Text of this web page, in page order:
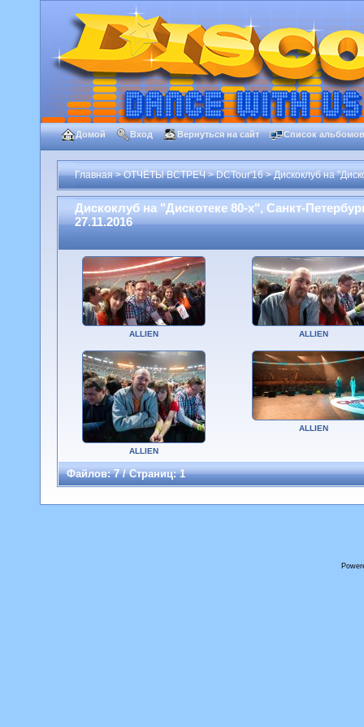
Домой Вход Вернуться на сайт Список альбомов
Главная>ОТЧЁТЫ ВСТРЕЧ>DCTour'16>Дискоклуб на
Дискоклуб на "Дискотеке 80-х", Санкт-
27.11.2016
ALLIEN ALLIEN
ALLIEN
ALLIEN
Файлов: 7 / Страниц: 1